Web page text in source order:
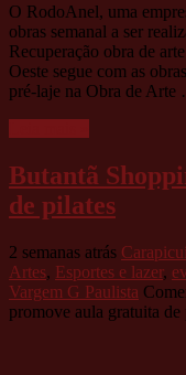
O RodoAnel, uma
obras semanal a ser
Recuperação obra de
Oeste segue com as
pré-laje na Obra de Arte
Butantã
de pilates
2 semanas atrás
Artes, Esportes e lazer,
Vargem G Paulista
promove aula gratuita de